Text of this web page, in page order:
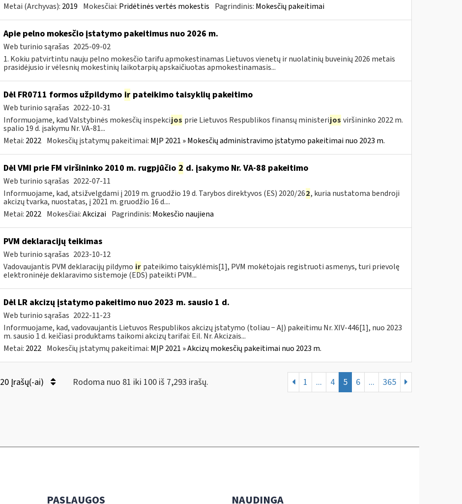
Metai (Archyvas): 2019 Mokesčiai: Pridėtinės vertės mokestis Pagrindinis: Mokesčių pakeitimai
Apie pelno mokesčio įstatymo pakeitimus nuo 2026 m.
Web turinio sąrašas 2025-09-02
1. Kokiu patvirtintu nauju pelno mokesčio tarifu apmokestinamas Lietuvos vienetų ir nuolatinių buveinių 2026 metais
prasidėjusio ir vėlesnių mokestinių laikotarpių apskaičiuotas apmokestinamasis...
Dėl FR0711 formos užpildymo irpateikimo taisyklių pakeitimo
Web turinio sąrašas 2022-10-31
Informuojame, kad Valstybinės mokesčių inspekcijos prie Lietuvos Respublikos finansų ministerijos viršininko 2022 m.
spalio 19 d. įsakymu Nr. VA-81...
Metai: 2022 Mokesčių įstatymų pakeitimai: MĮP 2021 » Mokesčių administravimo įstatymo pakeitimai nuo 2023 m.
Dėl VMI prie FM viršininko 2010 m. rugpjūčio 2 d. įsakymo Nr. VA-88 pakeitimo
Web turinio sąrašas 2022-07-11
Informuojame, kad, atsižvelgdami į 2019 m. gruodžio 19 d. Tarybos direktyvos (ES) 2020/262, kuria nustatoma bendroji
akcizų tvarka, nuostatas, į 2021 m. gruodžio 16 d....
Metai: 2022 Mokesčiai:Akcizai Pagrindinis: Mokesčio naujiena
PVM deklaracijų teikimas
Web turinio sąrašas 2023-10-12
Vadovaujantis PVM deklaracijų pildymo ir pateikimo taisyklėmis[1], PVM mokėtojais registruoti asmenys, turi prievolę
elektroninėje deklaravimo sistemoje (EDS) pateikti PVM...
Dėl LR akcizų įstatymo pakeitimo nuo 2023 m. sausio 1 d.
Web turinio sąrašas 2022-11-23
Informuojame, kad, vadovaujantis Lietuvos Respublikos akcizų įstatymo (toliau − AĮ) pakeitimu Nr. XIV-446[1], nuo 2023
m. sausio 1 d. keičiasi produktams taikomi akcizų tarifai: Eil. Nr. Akcizais...
Metai: 2022 Mokesčių įstatymų pakeitimai: MĮP 2021 » Akcizų mokesčių pakeitimai nuo 2023 m.
20 Įrašų(-ai) Rodoma nuo 81 iki 100 iš 7,293 irašų. 1 ... 4 5 6 ... 365
PASLAUGOS NAUDINGA